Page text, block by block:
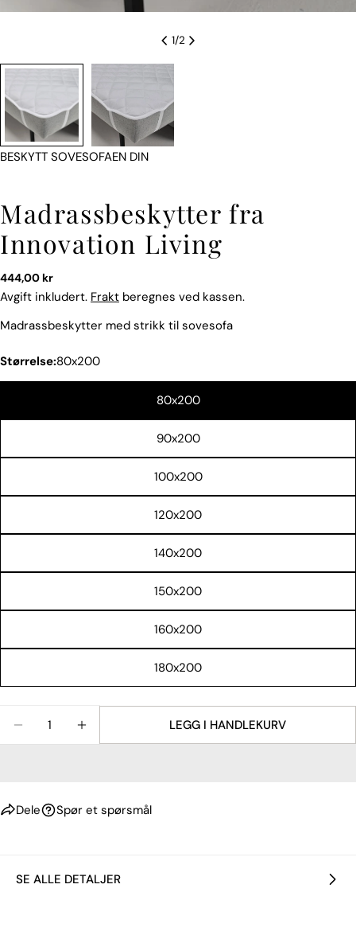
1/2
BESKYTT SOVESOFAEN DIN
Madrassbeskytter fra
Innovation Living
Vanlig
pris
444,00 kr
Avgift inkludert. Frakt beregnes ved kassen.
Madrassbeskytter med strikk til sovesofa
Størrelse:80x200
80x200
90x200
100x200
120x200
140x200
150x200
160x200
180x200
REDUSER ANTALLET FOR MADRASSBESKYTTER
ØK ANTALLET FOR
LEGG I HANDLEKURV
Dele
Del dette produktet
Dele
på
på
på
Pinterest
Spør et spørsmål
Spør et spørsmål
Din
Din
Feltene merket med * er obligatoriske.
SE ALLE DETALJER